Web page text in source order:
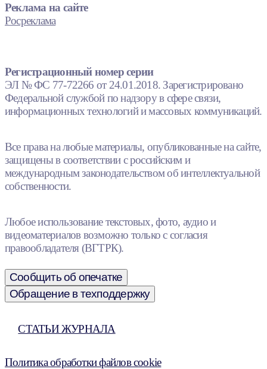
Реклама на сайте
Росреклама
Регистрационный номер серии
ЭЛ № ФС 77-72266 от 24.01.2018. Зарегистрировано
Федеральной службой по надзору в сфере связи,
информационных технологий и массовых коммуникаций.
Все права на любые материалы, опубликованные на сайте,
защищены в соответствии с российским и
международным законодательством об интеллектуальной
собственности.
Любое использование текстовых, фото, аудио и
видеоматериалов возможно только с согласия
правообладателя (ВГТРК).
Сообщить об опечатке
Обращение в техподдержку
СТАТЬИ ЖУРНАЛА
Политика обработки файлов cookie